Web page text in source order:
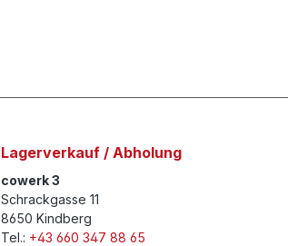
Lagerverkauf / Abholung
cowerk 3
Schrackgasse 11
8650 Kindberg
Tel.: +43 660 347 88 65